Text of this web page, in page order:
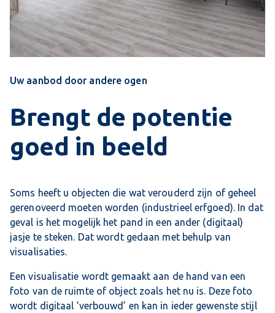
Uw aanbod door andere ogen
Brengt de potentie
goed in beeld
Soms heeft u objecten die wat verouderd zijn of geheel
gerenoveerd moeten worden (industrieel erfgoed). In dat
geval is het mogelijk het pand in een ander (digitaal)
jasje te steken. Dat wordt gedaan met behulp van
visualisaties.
Een visualisatie wordt gemaakt aan de hand van een
foto van de ruimte of object zoals het nu is. Deze foto
wordt digitaal ‘verbouwd’ en kan in ieder gewenste stijl